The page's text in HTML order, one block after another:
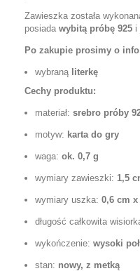
Zawieszka została
posiada wybitą próbę 925 i
Po zakupie prosimy o
wybraną literkę
Cechy produktu:
materiał: srebro próby
motyw: karta do gry
waga: ok. 0,7 g
wymiary zawieszki: 1,5
wymiary uszka: 0,6 cm x
długość całkowita
wykończenie: wysoki
stan: nowy, z metką